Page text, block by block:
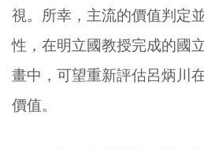
視。所幸，主流的價值判定
性，在明立國教授完成的國
畫中，可望重新評估呂炳川
價值。